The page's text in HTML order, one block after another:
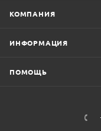
КОМПАНИЯ
ИНФОРМАЦИЯ
ПОМОЩЬ